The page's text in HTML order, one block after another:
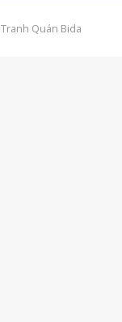
Tranh Quán Bida